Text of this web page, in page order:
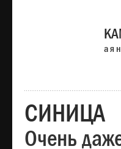
а я
СИНИЦА
Очень